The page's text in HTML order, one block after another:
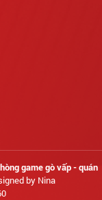
game gò vấp - quán
by Nina